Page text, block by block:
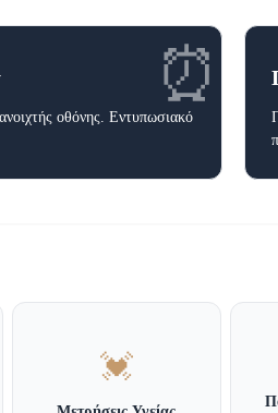
⏰
οθόνης. Εντυπωσιακό
💓